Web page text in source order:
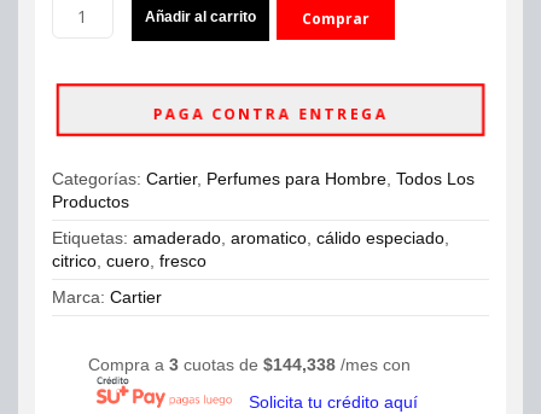
Cartier
100ml
Añadir al carrito Comprar
PAGA CONTRA ENTREGA
Categorías: Cartier, Perfumes para Hombre Todos Los
Productos
Etiquetas: amaderado aromatico cálido especiado
citrico cuero fresco
Marca: Cartier
Compra a 3 cuotas de $144,338 /mes con
Solicita tu crédito aquí